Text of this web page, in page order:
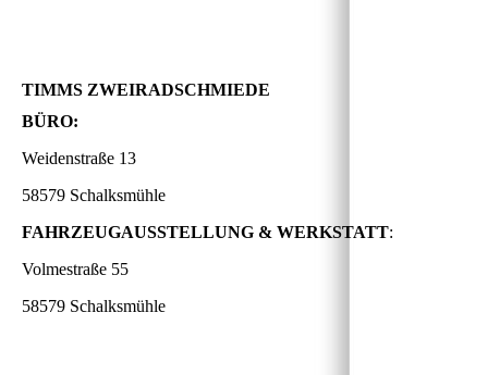
TIMMS ZWEIRADSCHMIEDE
BÜRO:
Weidenstraße 13
58579 Schalksmühle
FAHRZEUGAUSSTELLUNG & WERKSTATT:
Volmestraße 55
58579 Schalksmühle